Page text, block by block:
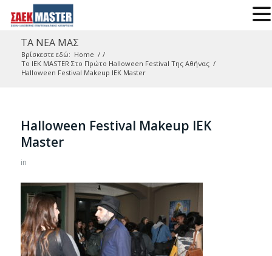
ΤΑ ΝΕΑ ΜΑΣ
Βρίσκεστε εδώ: Home / /
To IEK MASTER Στο Πρώτο Halloween Festival Της Αθήνας /
Halloween Festival Makeup ΙΕΚ Master
Halloween Festival Makeup ΙΕΚ
Master
in